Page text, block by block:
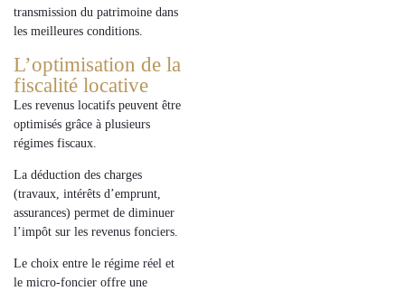
transmission du patrimoine dans
les meilleures conditions.
L’optimisation de la
fiscalité locative
Les revenus locatifs peuvent être
optimisés grâce à plusieurs
régimes fiscaux.
La déduction des charges
(travaux, intérêts d’emprunt,
assurances) permet de diminuer
l’impôt sur les revenus fonciers.
Le choix entre le régime réel et
le micro-foncier offre une